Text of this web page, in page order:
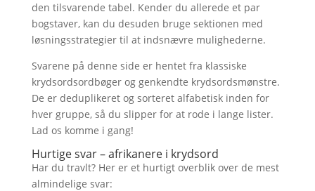
den tilsvarende tabel. Kender du allerede et par
bogstaver, kan du desuden bruge sektionen med
løsningsstrategier til at indsnævre mulighederne.
Svarene på denne side er hentet fra klassiske
krydsordsordbøger og genkendte krydsordsmønstre.
De er deduplikeret og sorteret alfabetisk inden for
hver gruppe, så du slipper for at rode i lange lister.
Lad os komme i gang!
Hurtige svar – afrikanere i krydsord
Har du travlt? Her er et hurtigt overblik over de mest
almindelige svar: